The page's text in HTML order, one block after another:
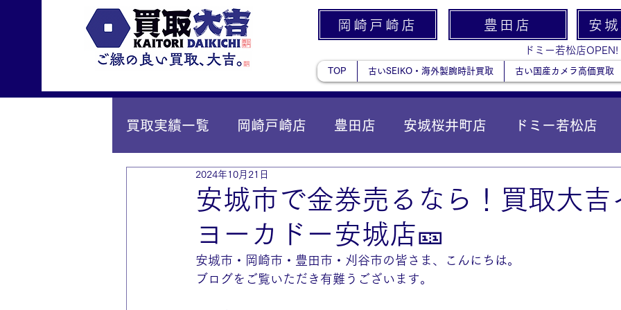
岡崎戸崎店 豊田店 安
ドミー若松店OPEN!
TOP 古いSEIKO・海外製腕時計買取 古い国産カメラ高価買取
買取実績一覧 岡崎戸崎店 豊田店 安城桜井町店 ドミー若松店
IY安城店（安城桜井町店に統合）
安城市で金券売るなら！買取大吉
ヨーカドー安城店🎫
2024年10月21日
安城市・岡崎市・豊田市・刈谷市の皆さま、こんにちは。
ブログをご覧いただき有難うございます。